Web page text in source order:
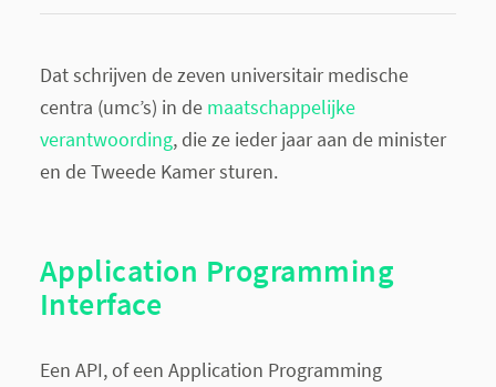
Dat schrijven de zeven universitair medische
centra (umc’s) in de maatschappelijke
verantwoording, die ze ieder jaar aan de minister
en de Tweede Kamer sturen.
Application Programming
Interface
Een API, of een Application Programming